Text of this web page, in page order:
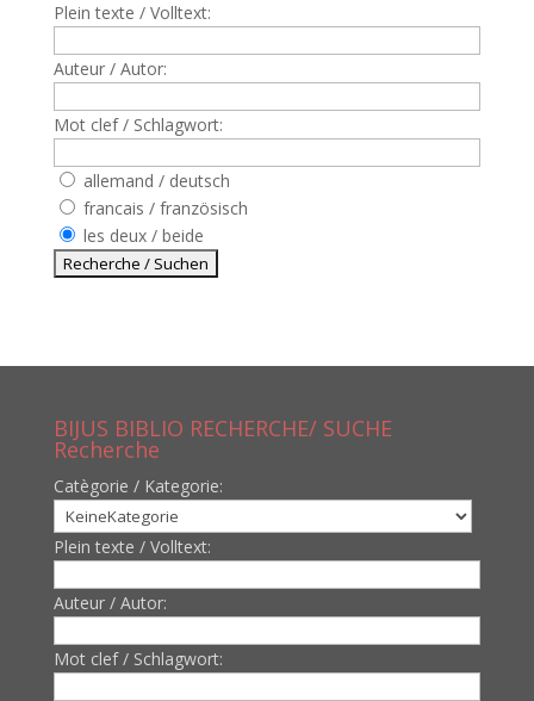
Plein texte / Volltext:
Auteur / Autor:
Mot clef / Schlagwort:
allemand / deutsch
francais / französisch
les deux / beide
BIJUS BIBLIO RECHERCHE/ SUCHE
Recherche
Catègorie / Kategorie:
Plein texte / Volltext:
Auteur / Autor:
Mot clef / Schlagwort: